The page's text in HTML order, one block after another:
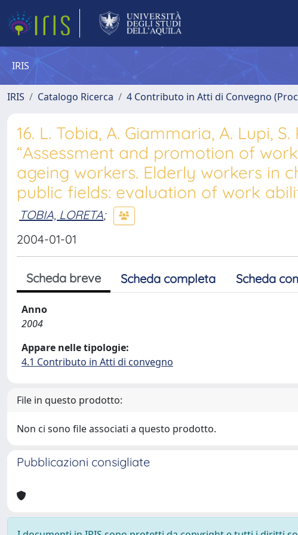
IRIS
IRIS Catalogo Ricerca 4 Contributo in Atti di Convegno
16. L. Tobia, A. Giammaria, A. Lupi,
“Assessment and promotion of
ageing workers. Elderly workers in
public fields: evaluation of work
TOBIA, LORETA;
2004-01-01
Scheda breve Scheda completa Scheda
Anno
2004
Appare nelle tipologie:
4.1 Contributo in Atti di convegno
File in questo prodotto:
Non ci sono file associati a questo prodotto.
Pubblicazioni consigliate